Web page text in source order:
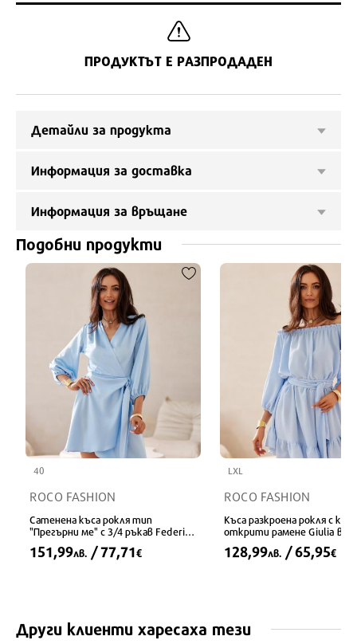
ПРОДУКТЪТ Е РАЗПРОДАДЕН
Детайли за продукта
Информация за доставка
Информация за връщане
Подобни продукти
40
ROCO FASHION
Сатенена къса рокля тип
"Прегърни ме" с 3/4 ръкав Federica
в синьо
151,99лв. / 77,71€
LXL
ROCO FASHION
Къса разкроена рокля с
открити рамене Giulia в
128,99лв. / 65,95€
Други клиенти харесаха тези